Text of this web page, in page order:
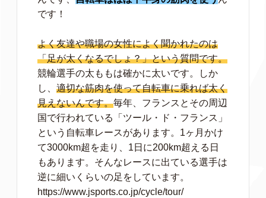
です！
よく友達や職場の女性によく聞かれたのは
「足が太くなるでしょ？」という質問です。
競輪選手の太ももは確かに太いです。しか
し、適切な筋肉を使って自転車に乗れば太く
見えないんです。毎年、フランスとその周辺
国で行われている「ツール・ド・フランス」
という自転車レースがあります。1ヶ月かけ
て3000km超を走り、1日に200km超える日
もあります。そんなレースに出ている選手は
逆に細いくらいの足をしています。
https://www.jsports.co.jp/cycle/tour/